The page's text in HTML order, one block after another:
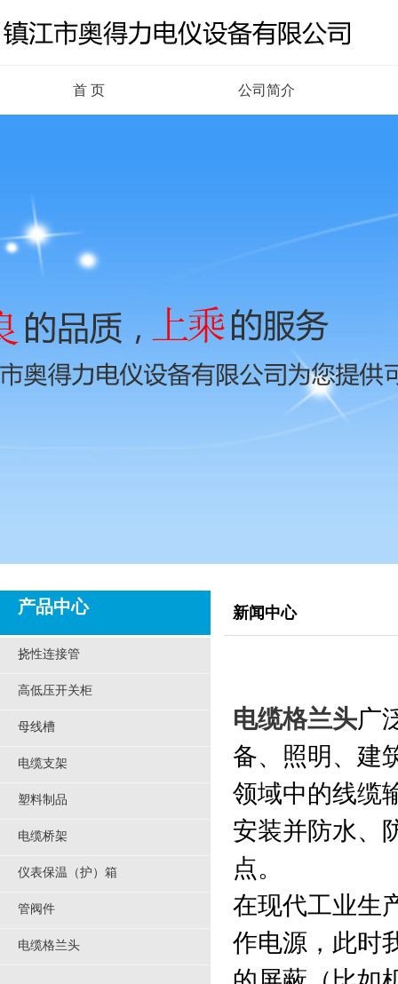
首 页 公司简介
产品中心
挠性连接管
高低压开关柜
母线槽
电缆支架
塑料制品
电缆桥架
仪表保温（护）箱
管阀件
电缆格兰头
新闻中心
电缆格兰头广
备、照明、建
领域中的线缆
安装并防水、
点。
在现代工业生
作电源，此时